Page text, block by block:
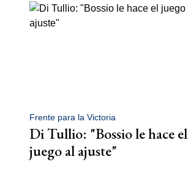
Frente para la Victoria
Di Tullio: "Bossio le hace el
juego al ajuste"